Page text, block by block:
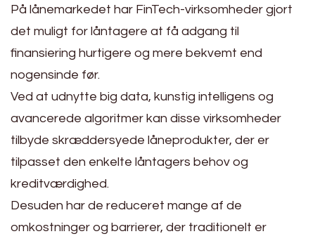
På lånemarkedet har FinTech-virksomheder gjort
det muligt for låntagere at få adgang til
finansiering hurtigere og mere bekvemt end
nogensinde før.
Ved at udnytte big data, kunstig intelligens og
avancerede algoritmer kan disse virksomheder
tilbyde skræddersyede låneprodukter, der er
tilpasset den enkelte låntagers behov og
kreditværdighed.
Desuden har de reduceret mange af de
omkostninger og barrierer, der traditionelt er